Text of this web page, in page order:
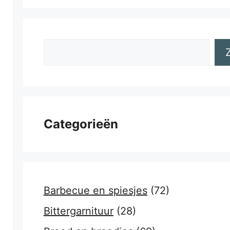
Categorieën
Barbecue en spiesjes(72)
Bittergarnituur(28)